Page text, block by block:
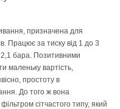
призначена для
Працює за тиску від 1 до 3
бара. Позитивними
маленьку вартість,
простоту в
До того ж вона
сітчастого типу, який